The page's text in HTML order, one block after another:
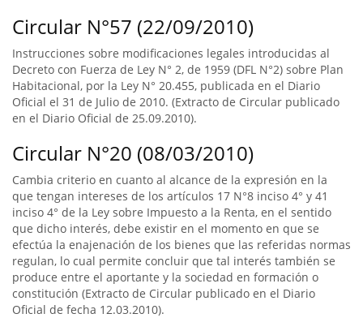
Circular N°57 (22/09/2010)
Instrucciones sobre modificaciones legales introducidas al
Decreto con Fuerza de Ley N° 2, de 1959 (DFL N°2) sobre Plan
Habitacional, por la Ley N° 20.455, publicada en el Diario
Oficial el 31 de Julio de 2010. (Extracto de Circular publicado
en el Diario Oficial de 25.09.2010).
Circular N°20 (08/03/2010)
Cambia criterio en cuanto al alcance de la expresión en la
que tengan intereses de los artículos 17 N°8 inciso 4° y 41
inciso 4° de la Ley sobre Impuesto a la Renta, en el sentido
que dicho interés, debe existir en el momento en que se
efectúa la enajenación de los bienes que las referidas normas
regulan, lo cual permite concluir que tal interés también se
produce entre el aportante y la sociedad en formación o
constitución (Extracto de Circular publicado en el Diario
Oficial de fecha 12.03.2010).